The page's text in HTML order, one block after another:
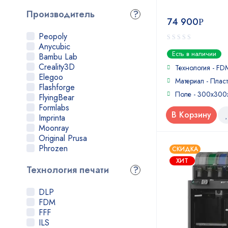
Производитель ?
Peopoly
Anycubic
Bambu Lab
Creality3D
Elegoo
Flashforge
FlyingBear
Formlabs
Imprinta
Moonray
Original Prusa
Phrozen
QIDI Tech
Ultimaker
Uniz
Wanhao
XYZPrinting
Технология печати ?
DLP
FDM
FFF
ILS
74 900Р
0
out
of
Есть в наличии
Технология -
Материал -
Поле -
В Корзину
СКИДКА
ХИТ